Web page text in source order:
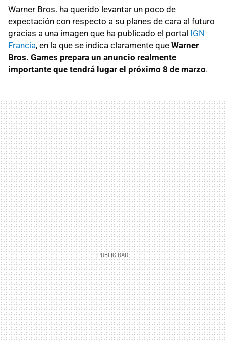
Warner Bros. ha querido levantar un poco de
expectación con respecto a su planes de cara al futuro
gracias a una imagen que ha publicado el portal IGN
Francia, en la que se indica claramente que Warner
Bros. Games prepara un anuncio realmente
importante que tendrá lugar el próximo 8 de marzo.